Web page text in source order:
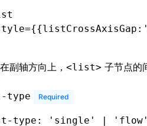
={{listCrossAxisGap :
副轴方向上， <list> 子节点的
Required
- type : 'single' | 'flow'